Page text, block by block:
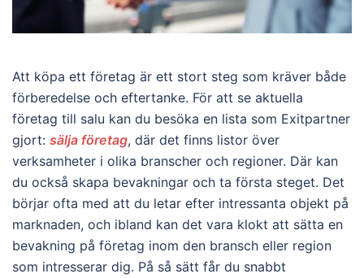
Att köpa ett företag är ett stort steg som kräver både
förberedelse och eftertanke. För att se aktuella
företag till salu kan du besöka en lista som Exitpartner
gjort: sälja företag, där det finns listor över
verksamheter i olika branscher och regioner. Där kan
du också skapa bevakningar och ta första steget. Det
börjar ofta med att du letar efter intressanta objekt på
marknaden, och ibland kan det vara klokt att sätta en
bevakning på företag inom den bransch eller region
som intresserar dig. På så sätt får du snabbt